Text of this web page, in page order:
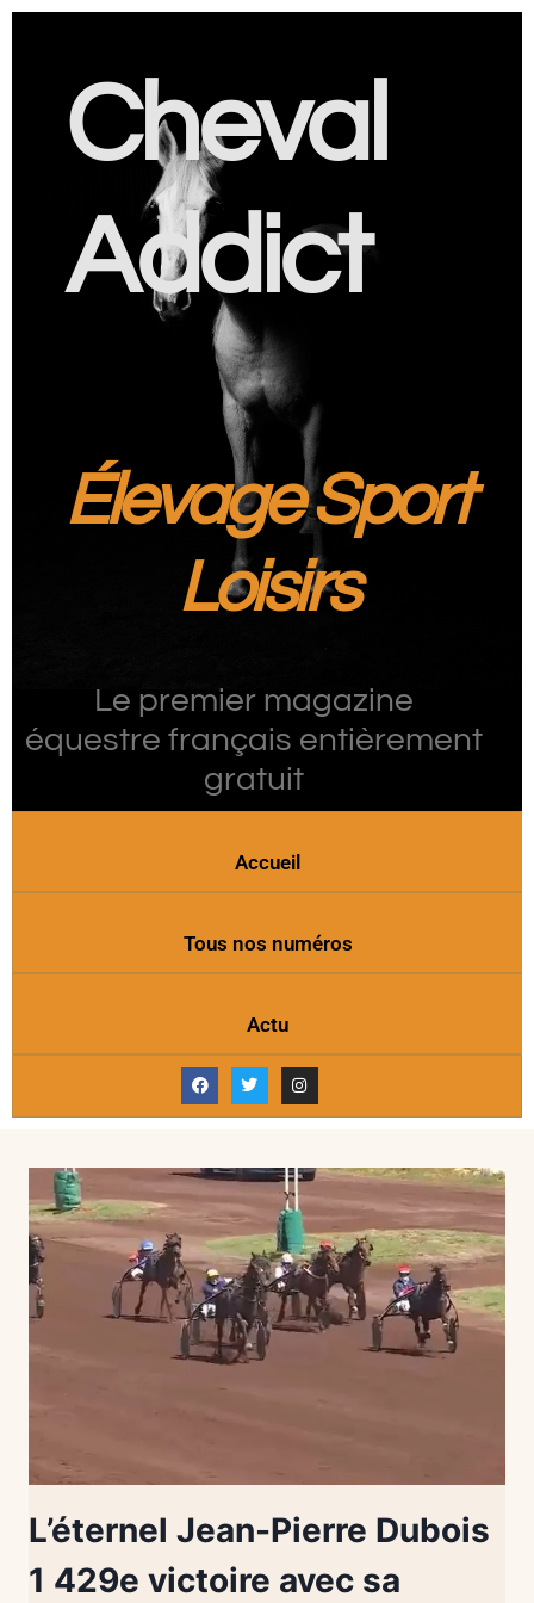
Cheval
Addict
Élevage Sport
Loisirs
Le premier magazine
équestre français entièrement
gratuit
Accueil
Tous nos numéros
Actu
L’éternel Jean-Pierre Dubois
1 429e victoire avec sa